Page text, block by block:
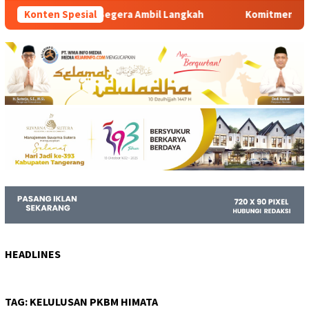
Konten Spesial
Langkah Komitmen Polsek Tigaraksa Tindak Tegas
HEADLINES
TAG: KELULUSAN PKBM HIMATA